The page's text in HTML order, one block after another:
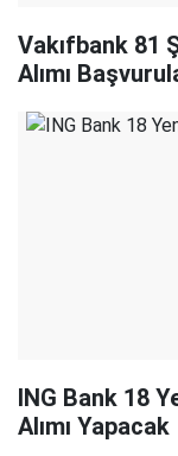
Vakıfbank 81
Alımı
ING Bank 18
Alımı Yapacak